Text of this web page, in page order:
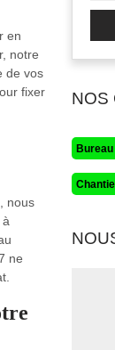
en
notre
de vos
fixer
nous
ne
NOS
Bureau